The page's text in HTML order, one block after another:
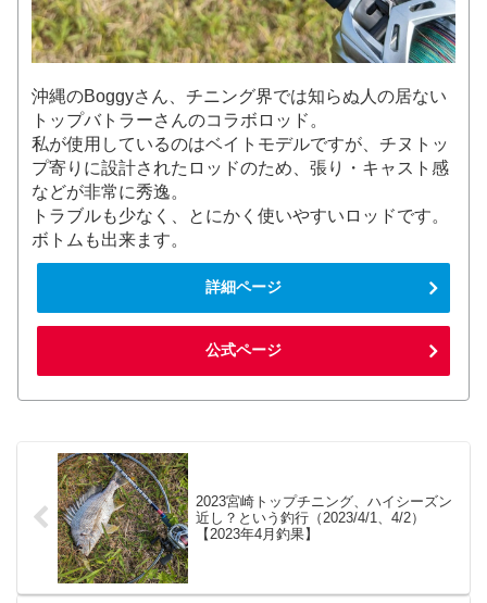
沖縄のBoggyさん、チニング界では知らぬ人の居ない
トップバトラーさんのコラボロッド。
私が使用しているのはベイトモデルですが、チヌトッ
プ寄りに設計されたロッドのため、張り・キャスト感
などが非常に秀逸。
トラブルも少なく、とにかく使いやすいロッドです。
ボトムも出来ます。
詳細ページ
公式ページ
2023宮崎トップチニング、ハイシーズン
近し？という釣行（2023/4/1、4/2）
【2023年4月釣果】